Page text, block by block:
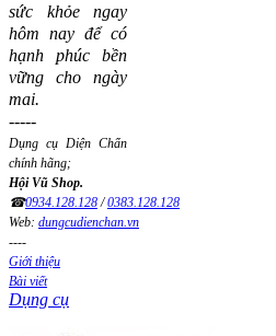
sức khỏe ngay
hôm nay để có
hạnh phúc bền
vững cho ngày
mai.
-----
Dụng cụ Diện Chẩn
chính hãng;
Hội Vũ Shop.
☎0934.128.128 /0383.128.128
Web: dungcudienchan.vn
----
Giới thiệu
Bài viết
Dụng cụ